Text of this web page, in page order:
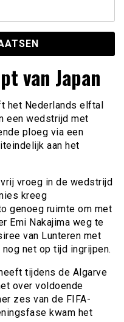
van Japan
het Nederlands elftal
een wedstrijd met
ploeg via een
aan het
vroeg in de wedstrijd
kreeg
genoeg ruimte om met
Emi Nakajima weg te
van Lunteren met
net op tijd ingrijpen.
tijdens de Algarve
over voldoende
zes van de FIFA-
kwam het